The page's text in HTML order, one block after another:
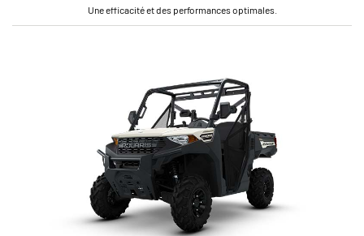
Une efficacité et des performances optimales.